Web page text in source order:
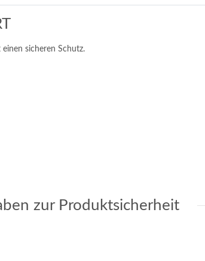
sicheren Schutz.
zur Produktsicherheit